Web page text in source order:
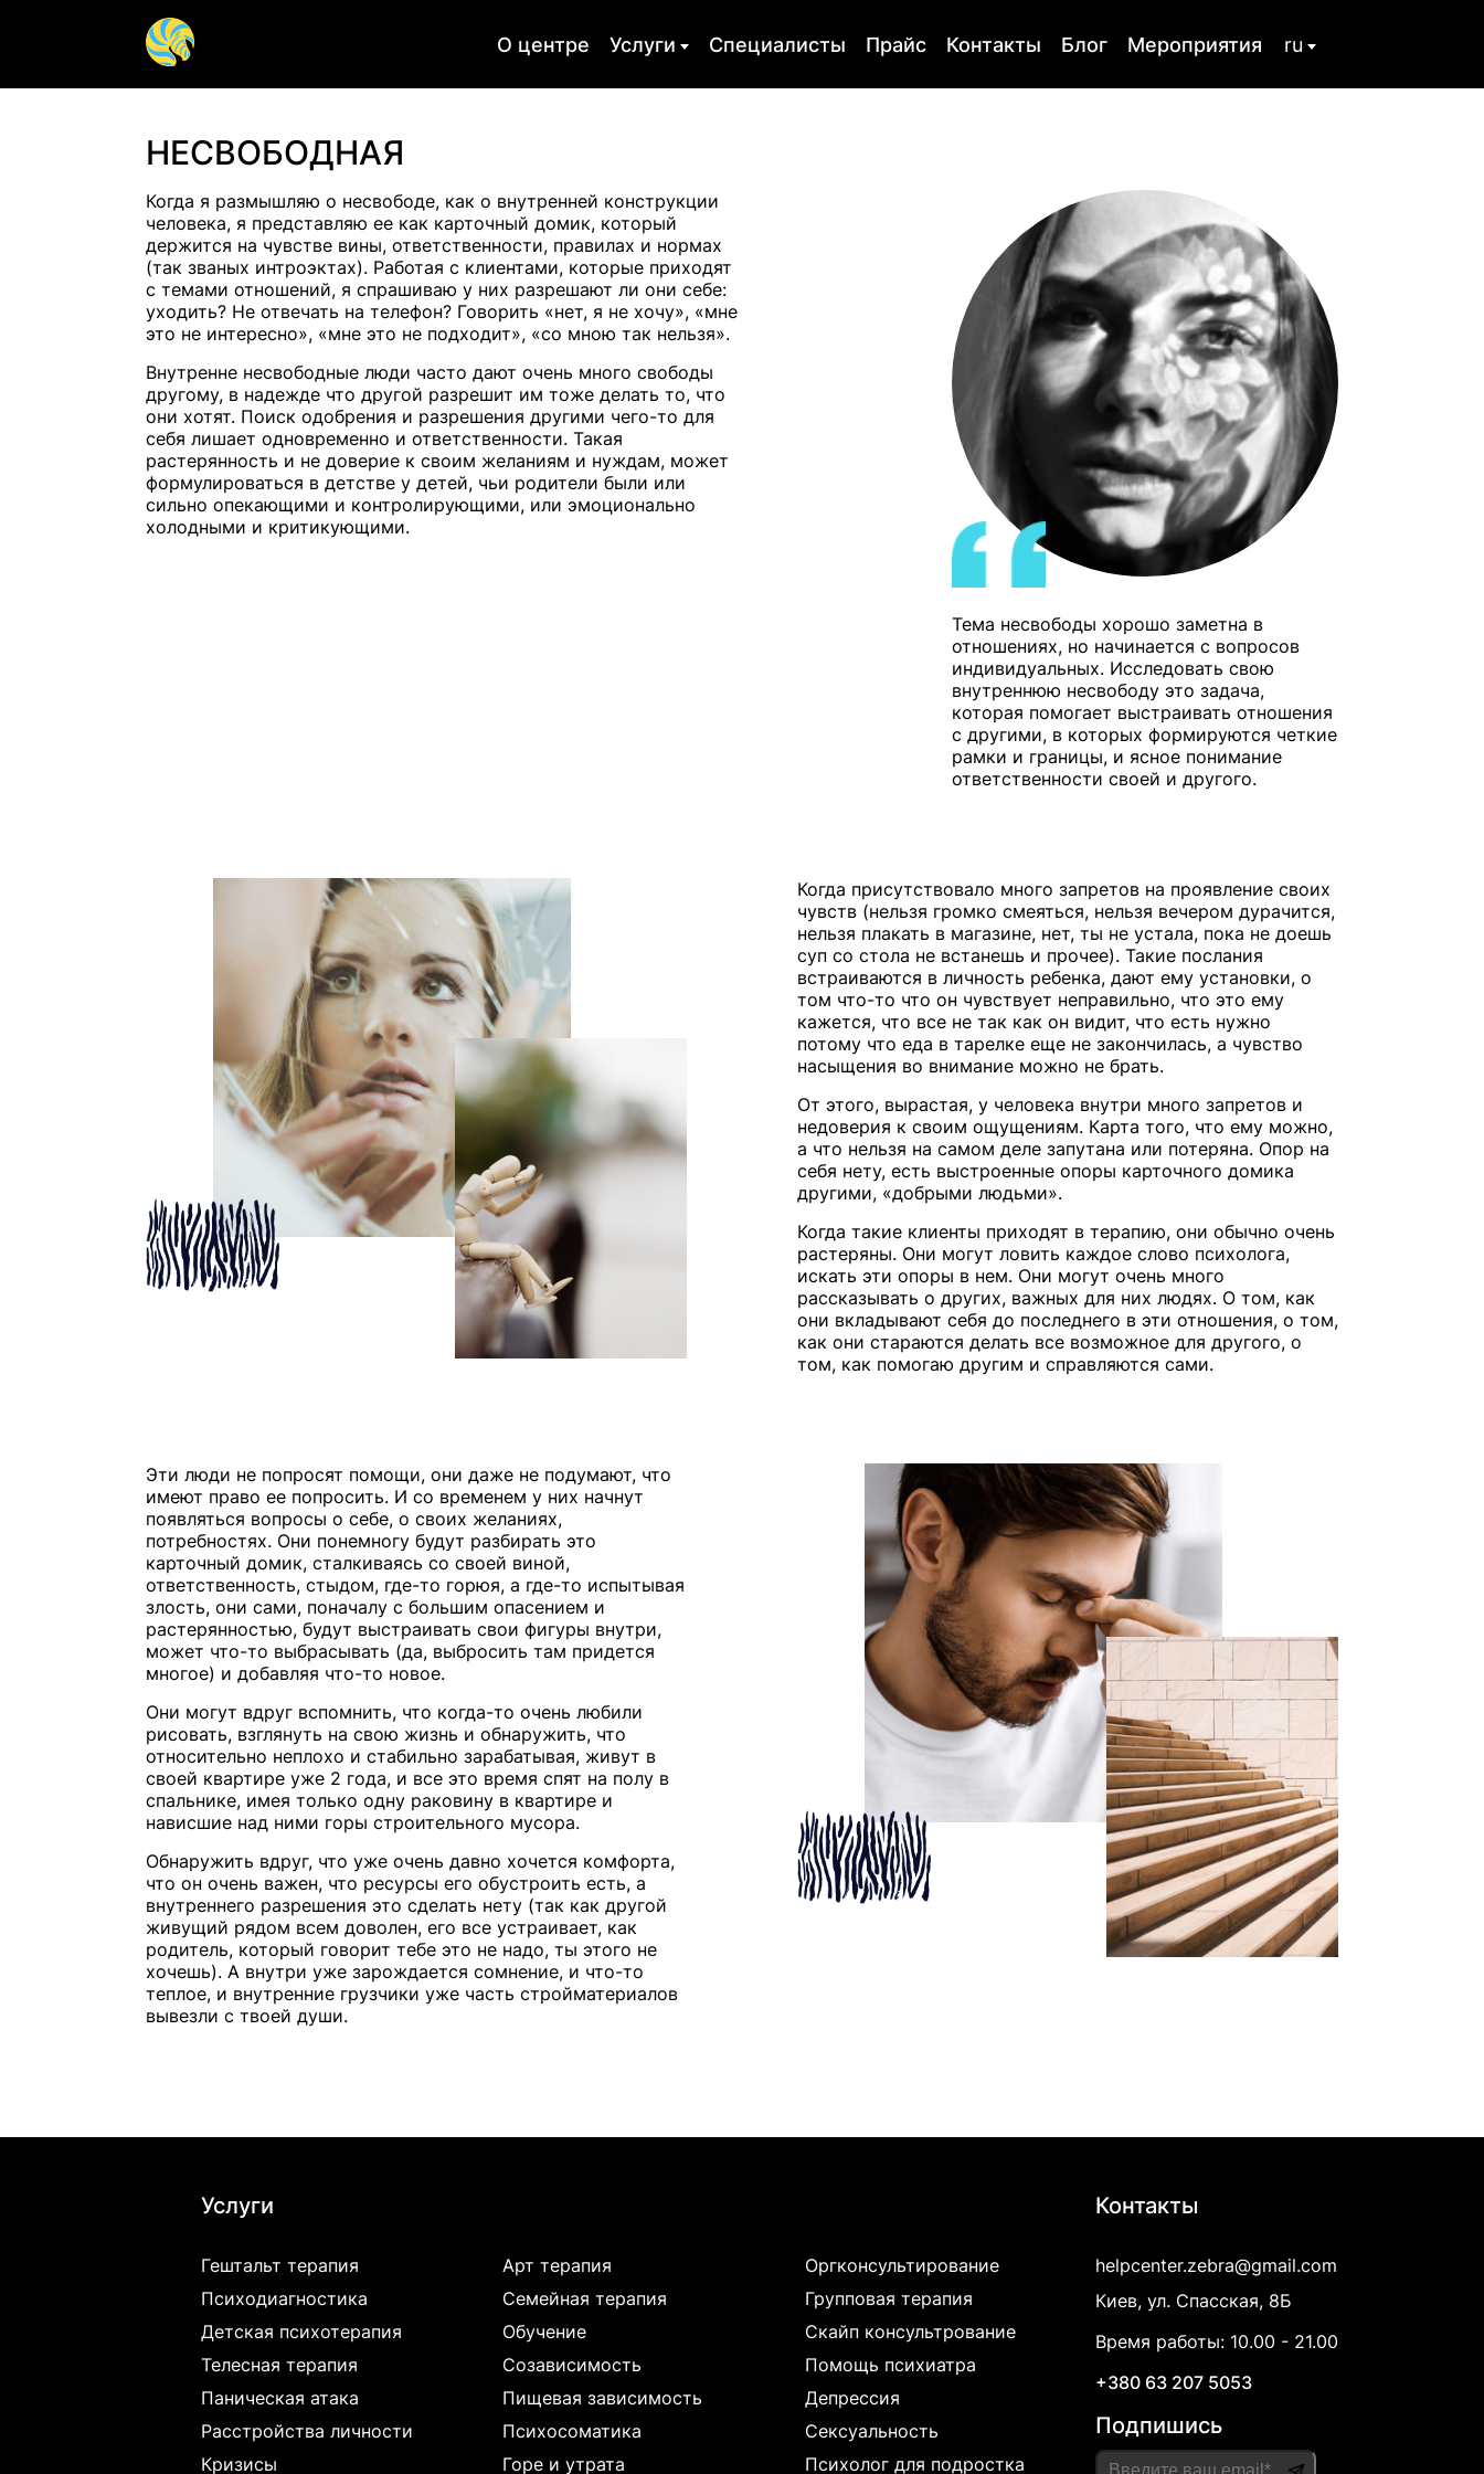
О центре Услуги
Гештальт терапия
Помощь психиатра
Паническая атака Пищевая зависимость
Расстройства личности
Психосоматика
Сексуальность Кризисы Горе и утрата
Созависимость
Психотерапия
Психолог для
подростка
Психологическое
консультирование
Психологическая
Посттравматическое
стрессовое
расстройство
Специалисты Прайс Контакты Блог Мероприятия ru
НЕСВОБОДНАЯ
Когда я размышляю о несвободе, как о внутренней конструкции
человека, я представляю ее как карточный домик, который
держится на чувстве вины, ответственности, правилах и нормах
(так званых интроэктах). Работая с клиентами, которые приходят
с темами отношений, я спрашиваю у них разрешают ли они себе:
уходить? Не отвечать на телефон? Говорить «нет, я не хочу», «мне
это не интересно», «мне это не подходит», «со мною так нельзя».
Внутренне несвободные люди часто дают очень много свободы
другому, в надежде что другой разрешит им тоже делать то, что
они хотят. Поиск одобрения и разрешения другими чего-то для
себя лишает одновременно и ответственности. Такая
растерянность и не доверие к своим желаниям и нуждам, может
формулироваться в детстве у детей, чьи родители были или
сильно опекающими и контролирующими, или эмоционально
холодными и критикующими.
Тема несвободы хорошо заметна в
отношениях, но начинается с вопросов
индивидуальных. Исследовать свою
внутреннюю несвободу это задача,
которая помогает выстраивать отношения
с другими, в которых формируются четкие
рамки и границы, и ясное понимание
ответственности своей и другого.
Когда присутствовало много запретов на проявление своих
чувств (нельзя громко смеяться, нельзя вечером дурачится,
нельзя плакать в магазине, нет, ты не устала, пока не доешь
суп со стола не встанешь и прочее). Такие послания
встраиваются в личность ребенка, дают ему установки, о
том что-то что он чувствует неправильно, что это ему
кажется, что все не так как он видит, что есть нужно
потому что еда в тарелке еще не закончилась, а чувство
насыщения во внимание можно не брать.
От этого, вырастая, у человека внутри много запретов и
недоверия к своим ощущениям. Карта того, что ему можно,
а что нельзя на самом деле запутана или потеряна. Опор на
себя нету, есть выстроенные опоры карточного домика
другими, «добрыми людьми».
Когда такие клиенты приходят в терапию, они обычно очень
растеряны. Они могут ловить каждое слово психолога,
искать эти опоры в нем. Они могут очень много
рассказывать о других, важных для них людях. О том, как
они вкладывают себя до последнего в эти отношения, о том,
как они стараются делать все возможное для другого, о
том, как помогаю другим и справляются сами.
Эти люди не попросят помощи, они даже не подумают, что
имеют право ее попросить. И со временем у них начнут
появляться вопросы о себе, о своих желаниях,
потребностях. Они понемногу будут разбирать это
карточный домик, сталкиваясь со своей виной,
ответственность, стыдом, где-то горюя, а где-то испытывая
злость, они сами, поначалу с большим опасением и
растерянностью, будут выстраивать свои фигуры внутри,
может что-то выбрасывать (да, выбросить там придется
многое) и добавляя что-то новое.
Они могут вдруг вспомнить, что когда-то очень любили
рисовать, взглянуть на свою жизнь и обнаружить, что
относительно неплохо и стабильно зарабатывая, живут в
своей квартире уже 2 года, и все это время спят на полу в
спальнике, имея только одну раковину в квартире и
нависшие над ними горы строительного мусора.
Обнаружить вдруг, что уже очень давно хочется комфорта,
что он очень важен, что ресурсы его обустроить есть, а
внутреннего разрешения это сделать нету (так как другой
живущий рядом всем доволен, его все устраивает, как
родитель, который говорит тебе это не надо, ты этого не
хочешь). А внутри уже зарождается сомнение, и что-то
теплое, и внутренние грузчики уже часть стройматериалов
вывезли с твоей души.
Услуги
Гештальт терапия Арт терапия
Оргконсультирование
Психодиагностика
Семейная терапия
Групповая терапия
Детская психотерапия
Обучение
Скайп консультрование
Телесная терапия
Созависимость
Помощь психиатра
Паническая атака
Пищевая зависимость
Депрессия
Расстройства личности
Психосоматика
Сексуальность
Кризисы
Горе и утрата Психолог для подростка
Контакты
helpcenter.zebra@gmail.com
Киев, ул. Спасская, 8Б
Время работы: 10.00 - 21.00
+380 63 207 5053
Подпишись